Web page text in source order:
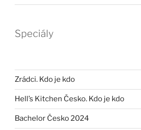
Speciály
Zrádci. Kdo je kdo
Hell’s Kitchen Česko. Kdo je kdo
Bachelor Česko 2024